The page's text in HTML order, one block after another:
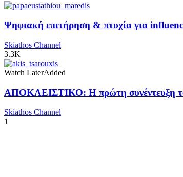
Ψηφιακή επιτήρηση & πτυχία για
Skiathos Channel
3.3K
Watch LaterAdded
ΑΠΟΚΛΕΙΣΤΙΚΟ: Η πρώτη συνέντευξη
Skiathos Channel
1